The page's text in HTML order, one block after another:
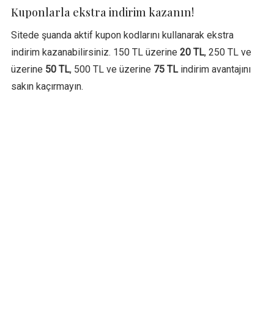
Kuponlarla ekstra indirim kazanın!
Sitede şuanda aktif kupon kodlarını kullanarak ekstra
indirim kazanabilirsiniz. 150 TL üzerine 20 TL, 250 TL ve
üzerine 50 TL, 500 TL ve üzerine 75 TLindirim avantajını
sakın kaçırmayın.